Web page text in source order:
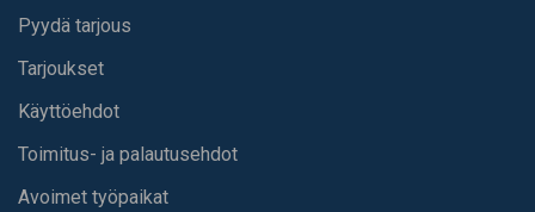
Pyydä tarjous
Tarjoukset
Käyttöehdot
Toimitus- ja palautusehdot
Avoimet työpaikat